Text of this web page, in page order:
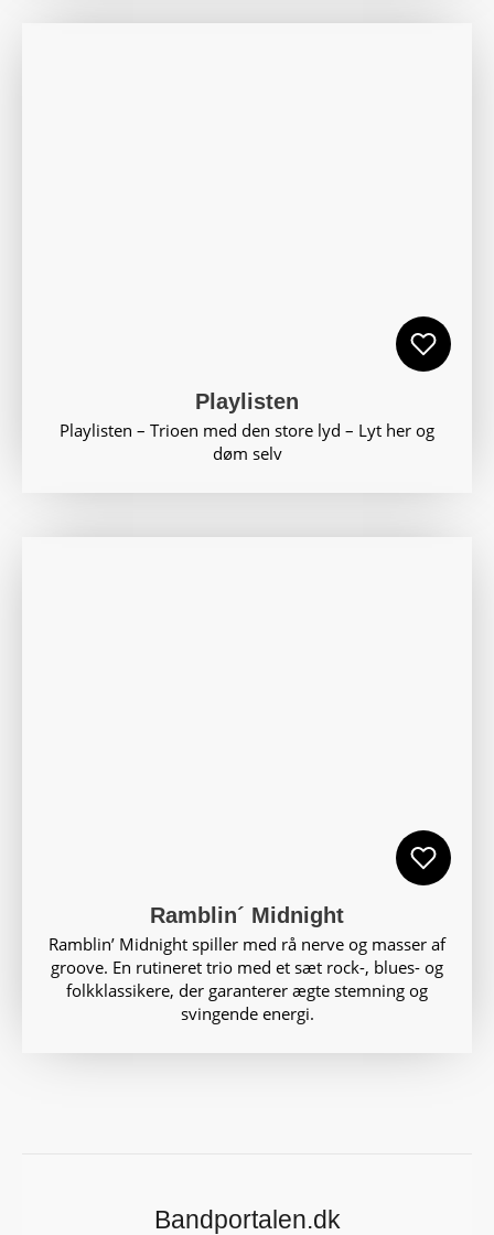
Playlisten
Playlisten – Trioen med den store lyd – Lyt her og
døm selv
Ramblin´ Midnight
Ramblin’ Midnight spiller med rå nerve og masser af
groove. En rutineret trio med et sæt rock-, blues- og
folkklassikere, der garanterer ægte stemning og
svingende energi.
Bandportalen.dk